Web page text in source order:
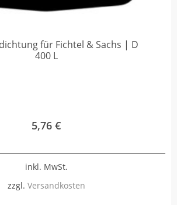
für Fichtel & Sachs | D
400 L
5,76 €
inkl. MwSt.
zzgl. Versandkosten